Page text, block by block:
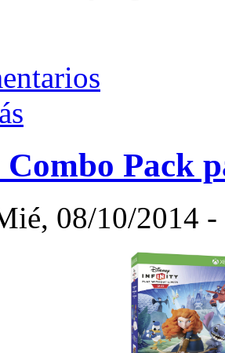
Combo Pack
08/10/2014 -